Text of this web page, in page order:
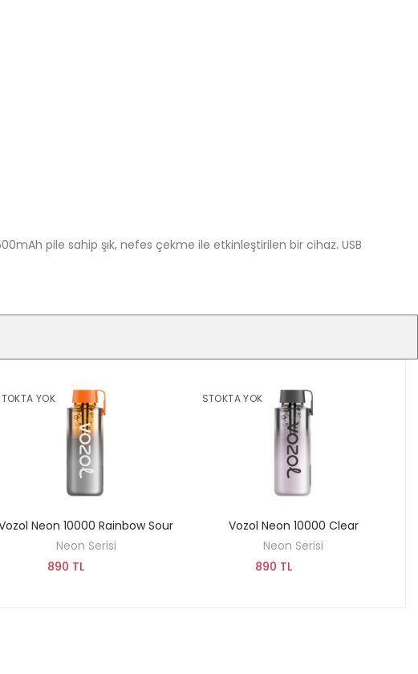
pile sahip şık, nefes çekme ile etkinleştirilen bir cihaz. USB
YOK
KEŞFET
Neon 10000 Rainbow Sour
Neon Serisi
890 TL
STOKTA YOK
KEŞFET
Vozol Neon 10000 Clear
Neon Serisi
890 TL